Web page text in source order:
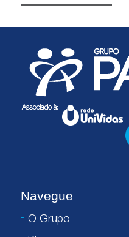
Navegue
O Grupo